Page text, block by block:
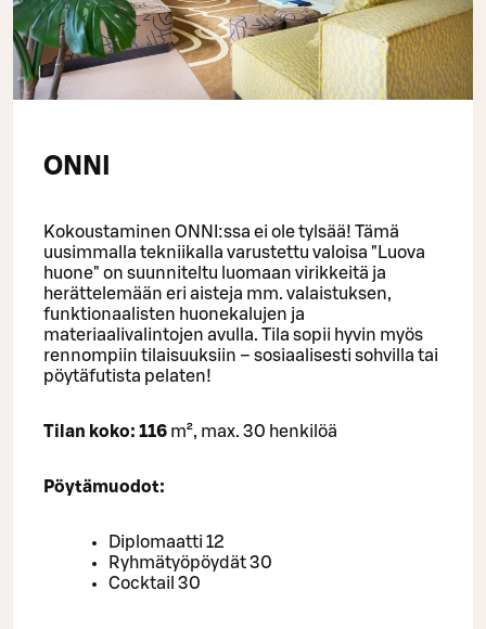
ONNI
Kokoustaminen ONNI:ssa ei ole tylsää! Tämä
uusimmalla tekniikalla varustettu valoisa "Luova
huone" on suunniteltu luomaan virikkeitä ja
herättelemään eri aisteja mm. valaistuksen,
funktionaalisten huonekalujen ja
materiaalivalintojen avulla. Tila sopii hyvin myös
rennompiin tilaisuuksiin – sosiaalisesti sohvilla tai
pöytäfutista pelaten!
Tilan koko: 116 m², max. 30 henkilöä
Pöytämuodot:
Diplomaatti 12
Ryhmätyöpöydät 30
Cocktail 30